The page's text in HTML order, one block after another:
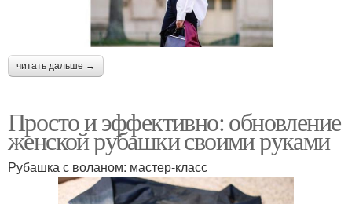
читать дальше →
Просто и эффективно: обновление
женской рубашки своими руками
Рубашка с воланом: мастер-класс